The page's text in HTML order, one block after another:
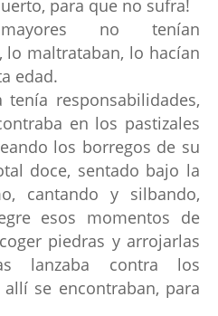
para que no sufra!
no tenían
lo maltrataban, lo hacían
edad.
responsabilidades,
en los pastizales
los borregos de su
doce, sentado bajo la
cantando y silbando,
esos momentos de
piedras y arrojarlas
lanzaba contra los
se encontraban, para